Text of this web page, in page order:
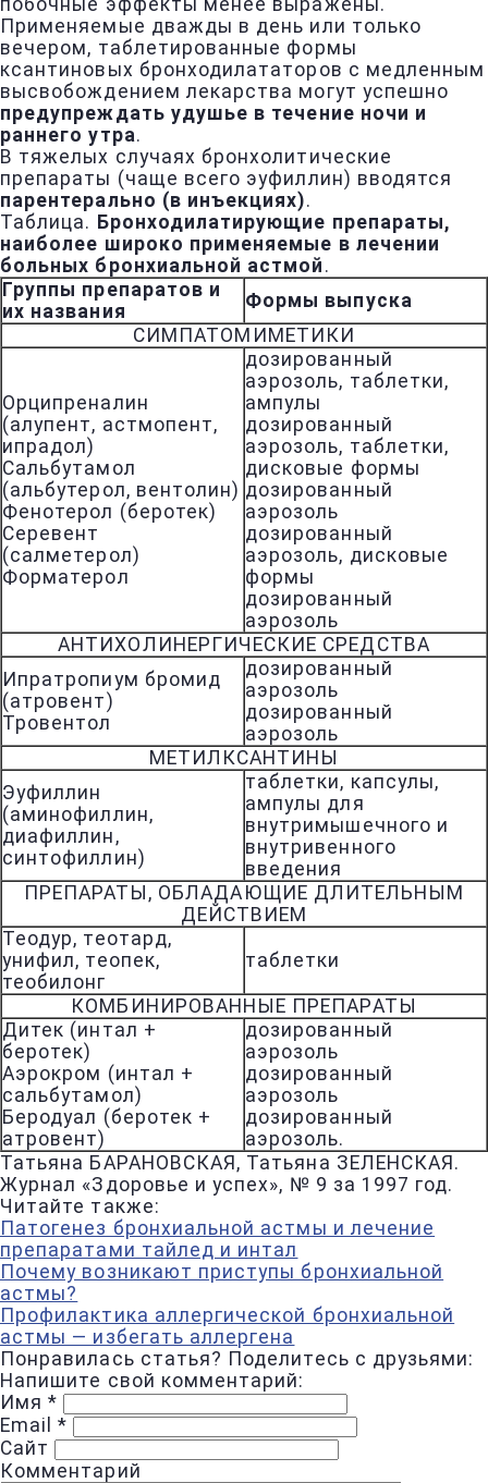
побочные эффекты менее выражены.
Применяемые дважды в день или только
вечером, таблетированные формы
ксантиновых бронходилататоров с медленным
высвобождением лекарства могут успешно
предупреждать удушье в течение ночи и
раннего утра.
В тяжелых случаях бронхолитические
препараты (чаще всего эуфиллин) вводятся
парентерально (в инъекциях).
Таблица. Бронходилатирующие препараты,
наиболее широко применяемые в лечении
больных бронхиальной астмой .
Группы препаратов и
их названия
Формы выпуска
СИМПАТОМИМЕТИКИ
Орципреналин
(алупент, астмопент,
ипрадол)
Сальбутамол
(альбутерол, вентолин)
Фенотерол (беротек)
Серевент
(салметерол)
Форматерол
дозированный
аэрозоль, таблетки,
ампулы
дозированный
аэрозоль, таблетки,
дисковые формы
дозированный
аэрозоль
дозированный
аэрозоль, дисковые
формы
дозированный
аэрозоль
АНТИХОЛИНЕРГИЧЕСКИЕ СРЕДСТВА
Ипратропиум бромид
(атровент)
Тровентол
дозированный
аэрозоль
дозированный
аэрозоль
МЕТИЛКСАНТИНЫ
Эуфиллин
(аминофиллин,
диафиллин,
синтофиллин)
таблетки, капсулы,
ампулы для
внутримышечного и
внутривенного
введения
ПРЕПАРАТЫ, ОБЛАДАЮЩИЕ ДЛИТЕЛЬНЫМ
ДЕЙСТВИЕМ
Теодур, теотард,
унифил, теопек,
теобилонг
таблетки
КОМБИНИРОВАННЫЕ ПРЕПАРАТЫ
Дитек (интал +
беротек)
Аэрокром (интал +
сальбутамол)
Беродуал (беротек +
атровент)
дозированный
аэрозоль
дозированный
аэрозоль
дозированный
аэрозоль.
Татьяна БАРАНОВСКАЯ, Татьяна ЗЕЛЕНСКАЯ.
Журнал «Здоровье и успех», № 9 за 1997 год.
Читайте также:
Патогенез бронхиальной астмы и лечение
препаратами тайлед и интал
Почему возникают приступы бронхиальной
астмы?
Профилактика аллергической бронхиальной
астмы — избегать аллергена
Понравилась статья? Поделитесь с друзьями:
Напишите свой комментарий:
Имя*
Email*
Сайт
Комментарий